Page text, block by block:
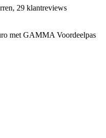
29 klantreviews
met GAMMA Voordeelpas